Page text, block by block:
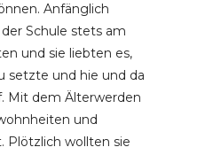
Anfänglich
Schule stets am
und sie liebten es,
setzte und hie und da
Mit dem Älterwerden
und
Plötzlich wollten sie